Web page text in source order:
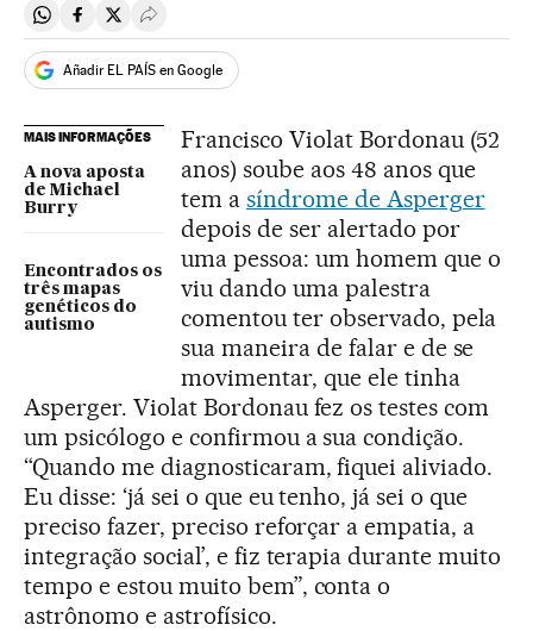
Compartir en Whatsapp
Compartir en Facebook
Compartir en Twitter
Desplegar Redes Sociales
Añadir EL PAÍS en Google
MAIS INFORMAÇÕES
A nova aposta
de Michael
Burry
Encontrados os
três mapas
genéticos do
autismo
Francisco Violat Bordonau (52
anos) soube aos 48 anos que
tem a síndrome de Asperger
depois de ser alertado por
uma pessoa: um homem que o
viu dando uma palestra
comentou ter observado, pela
sua maneira de falar e de se
movimentar, que ele tinha
Asperger. Violat Bordonau fez os testes com
um psicólogo e confirmou a sua condição.
“Quando me diagnosticaram, fiquei aliviado.
Eu disse: ‘já sei o que eu tenho, já sei o que
preciso fazer, preciso reforçar a empatia, a
integração social’, e fiz terapia durante muito
tempo e estou muito bem”, conta o
astrônomo e astrofísico.